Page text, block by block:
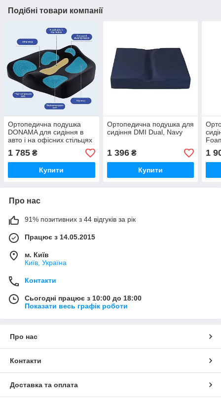
Подібні товари компанії
Ортопедична подушка
DONAMA для сидіння в
авто і на офісних стільцях
1 785 ₴
Купити
Ортопедична подушка для
сидіння DMI Dual, Navy
1 396₴
Купити
1
Про нас
91% позитивних з 44 відгуків за рік
Працює з 14.05.2015
м. Київ
Київ, Україна
Контакти
Сьогодні працює з 10:00 до 18:00
Показати весь графік роботи
Про нас
Контакти
Доставка та оплата